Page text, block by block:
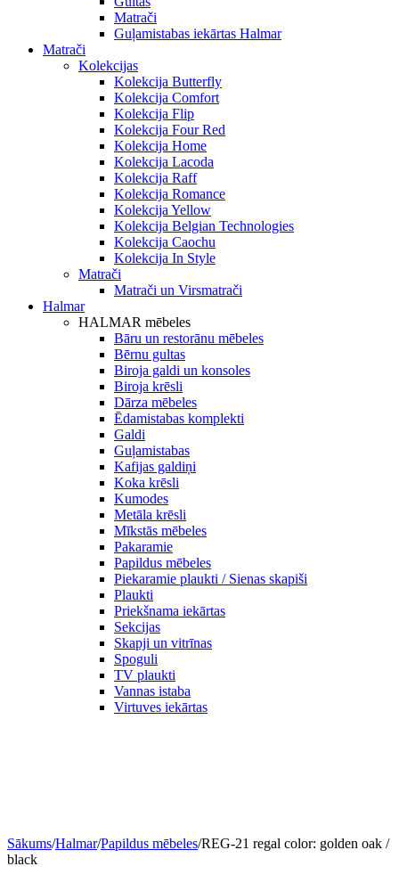
Matrači
Guļamistabas iekārtas Halmar
Matrači
Kolekcijas
Kolekcija Butterfly
Kolekcija Comfort
Kolekcija Flip
Kolekcija Four Red
Kolekcija Home
Kolekcija Lacoda
Kolekcija Raff
Kolekcija Romance
Kolekcija Yellow
Kolekcija Belgian Technologies
Kolekcija Caochu
Kolekcija In Style
Matrači
Matrači un Virsmatrači
Halmar
HALMAR mēbeles
Bāru un restorānu mēbeles
Bērnu gultas
Biroja galdi un konsoles
Biroja krēsli
Dārza mēbeles
Ēdamistabas komplekti
Galdi
Guļamistabas
Kafijas galdiņi
Koka krēsli
Kumodes
Metāla krēsli
Mīkstās mēbeles
Pakaramie
Papildus mēbeles
Piekaramie plaukti / Sienas skapiši
Plaukti
Priekšnama iekārtas
Sekcijas
Skapji un vitrīnas
Spoguli
TV plaukti
Vannas istaba
Virtuves iekārtas
Sākums/Halmar/Papildus mēbeles/REG-21 regal color: golden oak /
black